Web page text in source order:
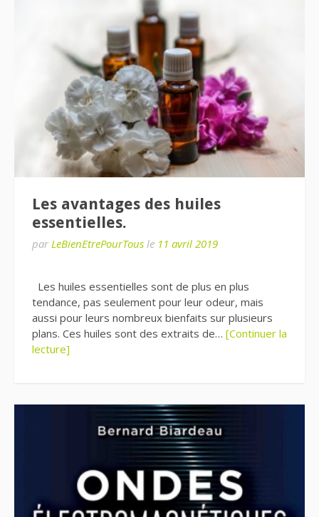
Les avantages des huiles
essentielles.
par LeBienEtrePourTous le 11 avril 2019
Les huiles essentielles sont de plus en plus
tendance, pas seulement pour leur odeur, mais
aussi pour leurs nombreux bienfaits sur plusieurs
plans. Ces huiles sont des extraits de… [Continuer la
lecture]